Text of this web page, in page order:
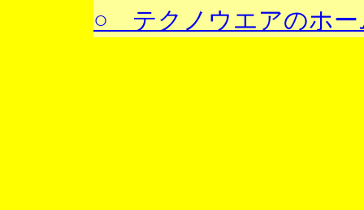
○ テクノウエアのホー